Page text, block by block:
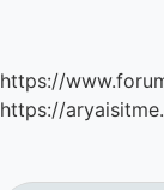
https://
https://